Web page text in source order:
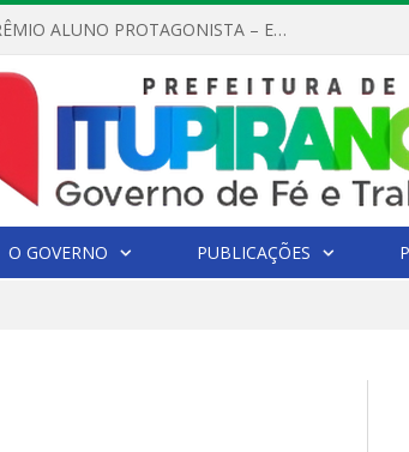
REGULAMENTO OFICIAL DO PRÊMIO ALUNO PROTAGONISTA – EDIÇÃO 2026
O GOVERNO PUBLICAÇÕES